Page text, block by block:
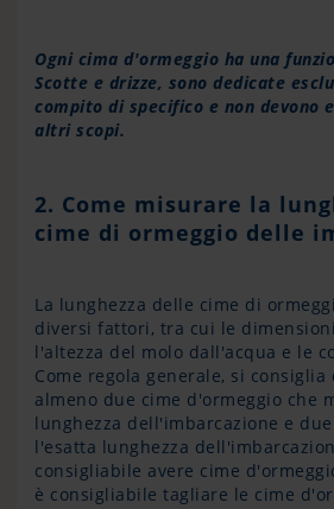
Ogni cima d'ormeggio ha una
Scotte e drizze, sono dedicate
compito di specifico e non devono
altri scopi.
2. Come misurare la
cime di ormeggio delle
La lunghezza delle cime di
diversi fattori, tra cui le
l'altezza del molo dall'acqua e le
Come regola generale, si
almeno due cime d'ormeggio che
lunghezza dell'imbarcazione e
l'esatta lunghezza
consigliabile avere cime
è consigliabile tagliare le cime